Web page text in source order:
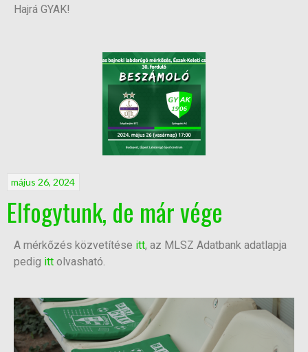
Hajrá GYAK!
május 26, 2024
Elfogytunk, de már vége
A mérkőzés közvetítése itt, az MLSZ Adatbank adatlapja
pedig itt olvasható.